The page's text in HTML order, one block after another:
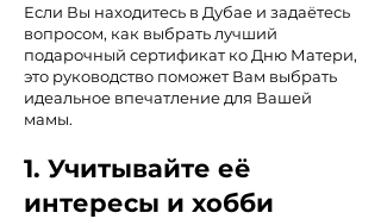
Если Вы находитесь в Дубае и задаётесь
вопросом, как выбрать лучший
подарочный сертификат ко Дню Матери,
это руководство поможет Вам выбрать
идеальное впечатление для Вашей
мамы.
1. Учитывайте её
интересы и хобби